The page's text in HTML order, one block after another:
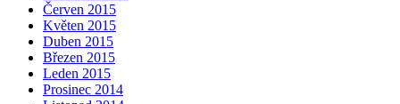
Červen 2015
Květen 2015
Duben 2015
Březen 2015
Leden 2015
Prosinec 2014